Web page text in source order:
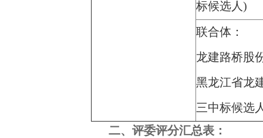
标候选人)
联合体：
龙建路桥股
黑龙江省龙
三中标候选
二、评委评分汇总表：